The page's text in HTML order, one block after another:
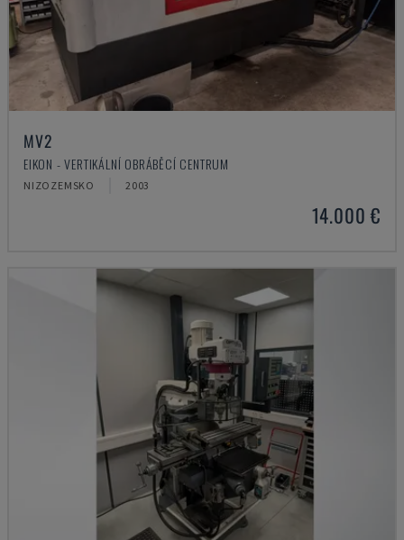
MV2
EIKON - VERTIKÁLNÍ OBRÁBĚCÍ CENTRUM
NIZOZEMSKO 2003
14.000 €